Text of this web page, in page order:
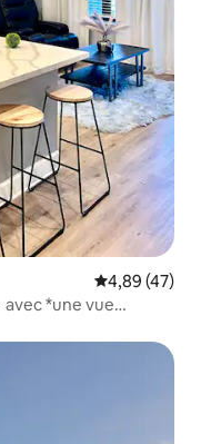
Évaluation
4,89 (47)
*une vue